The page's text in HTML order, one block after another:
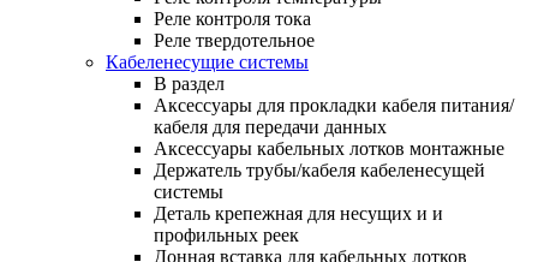
Реле контроля тока
Реле твердотельное
Кабеленесущие системы
В раздел
Аксессуары для прокладки кабеля питания/
кабеля для передачи данных
Аксессуары кабельных лотков монтажные
Держатель трубы/кабеля кабеленесущей
системы
Деталь крепежная для несущих и и
профильных реек
Донная вставка для кабельных лотков